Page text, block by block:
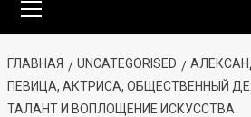
меню
ГЛАВНАЯ UNCATEGORISED
ПЕВИЦА, АКТРИСА, ОБЩЕСТВЕННЫЙ
ТАЛАНТ И ВОПЛОЩЕНИЕ ИСКУССТВА